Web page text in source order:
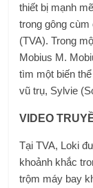
thiết bị mạnh
trong gông
(TVA). Trong
Mobius M.
tìm một biến
vũ trụ, Sylvie
VIDEO
Tại TVA, Loki
khoảnh khắc
trộm máy bay